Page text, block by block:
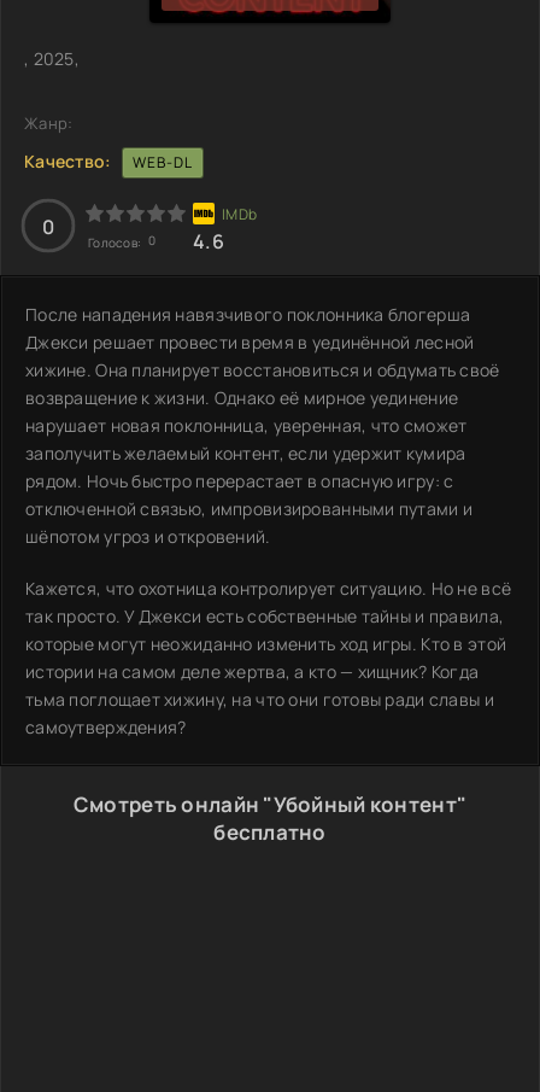
, 2025,
Жанр:
Качество: WEB-DL
0
Голосов: 0 4.6
После нападения навязчивого поклонника блогерша
Джекси решает провести время в уединённой лесной
хижине. Она планирует восстановиться и обдумать своё
возвращение к жизни. Однако её мирное уединение
нарушает новая поклонница, уверенная, что сможет
заполучить желаемый контент, если удержит кумира
рядом. Ночь быстро перерастает в опасную игру: с
отключенной связью, импровизированными путами и
шёпотом угроз и откровений.
Кажется, что охотница контролирует ситуацию. Но не всё
так просто. У Джекси есть собственные тайны и правила,
которые могут неожиданно изменить ход игры. Кто в этой
истории на самом деле жертва, а кто — хищник? Когда
тьма поглощает хижину, на что они готовы ради славы и
самоутверждения?
Смотреть онлайн "Убойный контент"
бесплатно